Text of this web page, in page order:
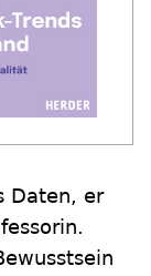
Daten, er